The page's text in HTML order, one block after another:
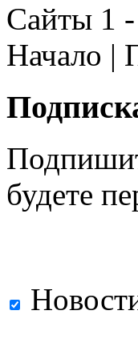
Сайты 1
Начало |
будете